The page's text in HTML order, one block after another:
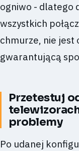
ogniwo - dlatego
wszystkich
chmurze, nie jest
gwarantującą
Przetestuj
problemy
Po udanej